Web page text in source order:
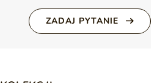
Srebrny
ZADAJ PYTANIE